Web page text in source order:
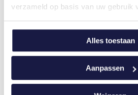
verzameld op basis van uw gebruik
Alles toestaan
Aanpassen
Opleiding : Key Account
Goed uitgebouwd key account
vraagt specifieke skills,
competenties. Om als
sparringpartner op te treden
klanten, is er deze 3-daagse
Bekijk deze opleiding
Bekijk
de
opleiding
:
Opleiding: Strategisch